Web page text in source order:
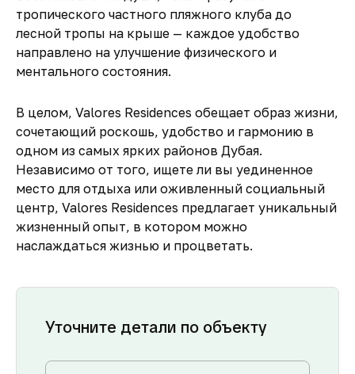
тропического частного пляжного клуба до
лесной тропы на крыше — каждое удобство
направлено на улучшение физического и
ментального состояния.
В целом, Valores Residences обещает образ жизни,
сочетающий роскошь, удобство и гармонию в
одном из самых ярких районов Дубая.
Независимо от того, ищете ли вы уединенное
место для отдыха или оживленный социальный
центр, Valores Residences предлагает уникальный
жизненный опыт, в котором можно
наслаждаться жизнью и процветать.
Уточните детали по объекту